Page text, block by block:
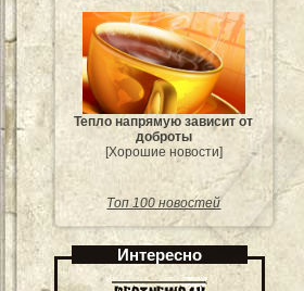
Тепло напрямую зависит от
доброты
[Хорошие новости]
Топ 100 новостей
Интересно